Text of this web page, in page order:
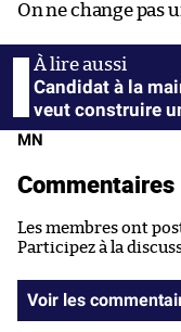
On ne change pas
Candidat à la
veut construire
MN
Commentaires
Les membres ont
Participez à la
Voir les